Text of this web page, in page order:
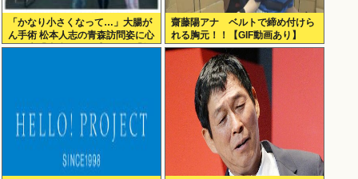
「かなり小さくなって…」大腸が
ん手術 松本人志の青森訪問姿に心
配の声「脂肪のない感じが」「無
齋藤陽アナ ベルトで締め付けら
れる胸元！！【GIF動画あり】